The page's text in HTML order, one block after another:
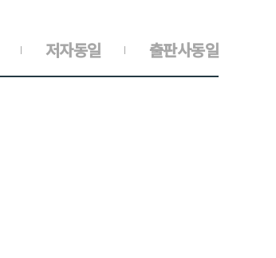
출판사동일
저자동일